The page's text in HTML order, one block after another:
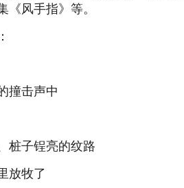
《风手指》等。
撞击声中
桩子锃亮的纹路
放牧了